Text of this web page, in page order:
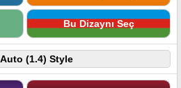
Bu Dizaynı Seç
(1.4) Style